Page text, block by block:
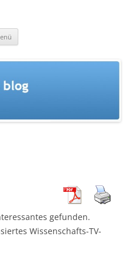
gefunden.
Wissenschafts-TV-